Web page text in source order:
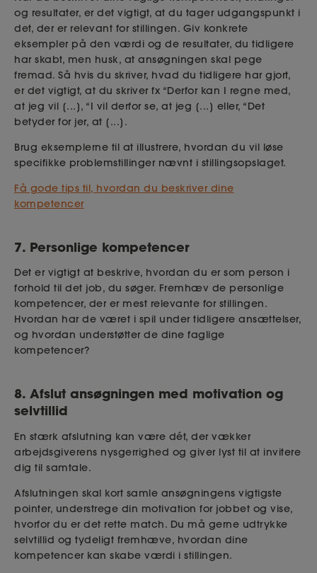
og resultater, er det vigtigt, at du tager udgangspunkt i
det, der er relevant for stillingen. Giv konkrete
eksempler på den værdi og de resultater, du tidligere
har skabt, men husk, at ansøgningen skal pege
fremad. Så hvis du skriver, hvad du tidligere har gjort,
er det vigtigt, at du skriver fx “Derfor kan I regne med,
at jeg vil [...], “I vil derfor se, at jeg [...] eller, “Det
betyder for jer, at [...].
Brug eksemplerne til at illustrere, hvordan du vil løse
specifikke problemstillinger nævnt i stillingsopslaget.
Få gode tips til, hvordan du beskriver dine
kompetencer
7. Personlige kompetencer
Det er vigtigt at beskrive, hvordan du er som person i
forhold til det job, du søger. Fremhæv de personlige
kompetencer, der er mest relevante for stillingen.
Hvordan har de været i spil under tidligere ansættelser,
og hvordan understøtter de dine faglige
kompetencer?
8. Afslut ansøgningen med motivation og
selvtillid
En stærk afslutning kan være dét, der vækker
arbejdsgiverens nysgerrighed og giver lyst til at invitere
dig til samtale.
Afslutningen skal kort samle ansøgningens vigtigste
pointer, understrege din motivation for jobbet og vise,
hvorfor du er det rette match. Du må gerne udtrykke
selvtillid og tydeligt fremhæve, hvordan dine
kompetencer kan skabe værdi i stillingen.